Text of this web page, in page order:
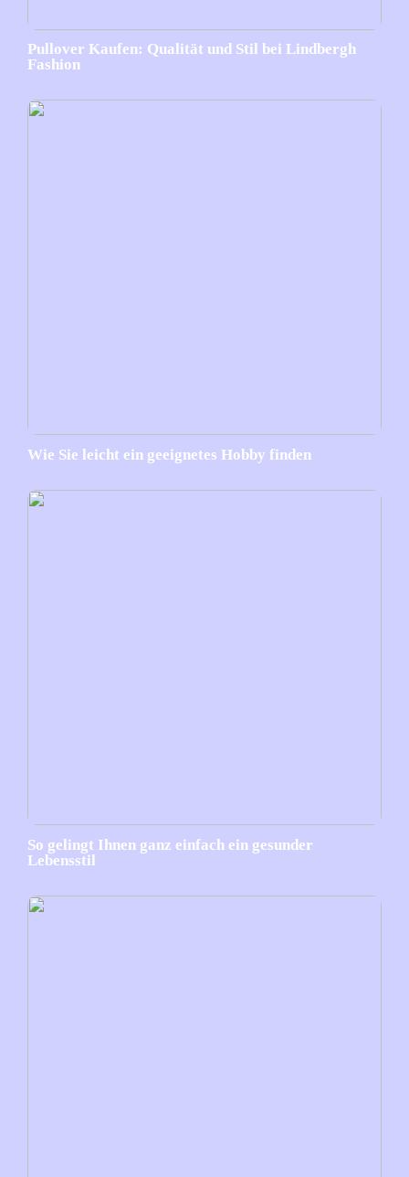
Pullover Kaufen: Qualität und Stil bei Lindbergh
Fashion
Wie Sie leicht ein geeignetes Hobby finden
So gelingt Ihnen ganz einfach ein gesunder
Lebensstil